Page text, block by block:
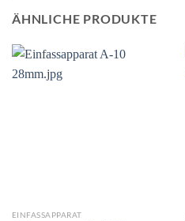
ÄHNLICHE PRODUKTE
EINFASSAPPARAT